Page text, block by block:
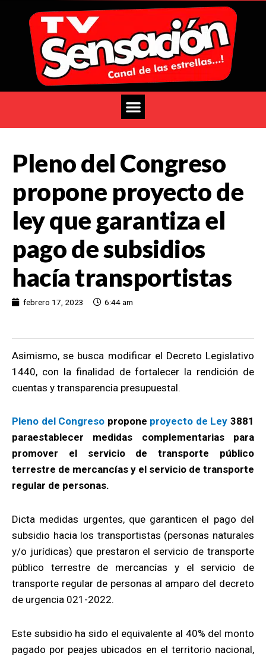
Pleno del Congreso
propone proyecto de
ley que garantiza el
pago de subsidios
hacía transportistas
febrero 17, 2023 6:44 am
Asimismo, se busca modificar el Decreto Legislativo
1440, con la finalidad de fortalecer la rendición de
cuentas y transparencia presupuestal.
Pleno del Congreso propone proyecto de Ley 3881
paraestablecer medidas complementarias para
promover el servicio de transporte público
terrestre de mercancías y el servicio de transporte
regular de personas.
Dicta medidas urgentes, que garanticen el pago del
subsidio hacia los transportistas (personas naturales
y/o jurídicas) que prestaron el servicio de transporte
público terrestre de mercancías y el servicio de
transporte regular de personas al amparo del decreto
de urgencia 021-2022.
Este subsidio ha sido el equivalente al 40% del monto
pagado por peajes ubicados en el territorio nacional,